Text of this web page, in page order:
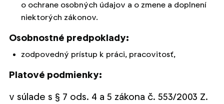
o ochrane osobných údajov a o zmene a doplnení
niektorých zákonov.
Osobnostné predpoklady:
zodpovedný prístup k práci, pracovitosť,
Platové podmienky:
v súlade s § 7 ods. 4 a 5 zákona č. 553/2003 Z.